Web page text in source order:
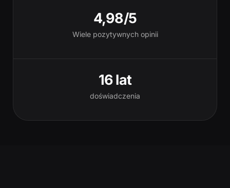
4,98/5
Wiele pozytywnych opinii
16 lat
doświadczenia